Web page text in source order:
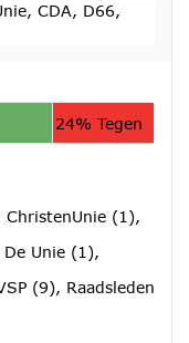
CDA, D66,
24% Tegen
ChristenUnie (1),
De Unie (1),
(9), Raadsleden